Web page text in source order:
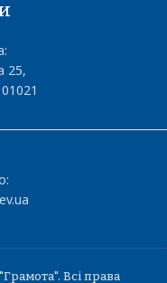
25,
Всі права